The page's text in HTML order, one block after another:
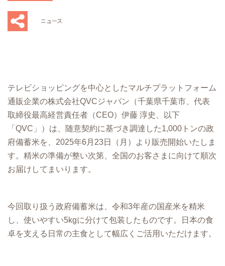
ニュース
テレビショッピングを中⼼としたマルチプラットフォーム
通販企業の株式会社QVCジャパン（千葉県千葉市、代表
取締役最⾼経営責任者（CEO）伊藤 淳史、以下
「QVC」）は、随意契約に基づき調達した1,000トンの政
府備蓄米を、2025年6月23日（月）より販売開始いたしま
す。精米の準備が整い次第、全国のお客さまに向けて順次
お届けしてまいります。
今回取り扱う政府備蓄米は、令和3年産の国産米を精米
し、使いやすい5kgに分けて包装したものです。日本の食
卓を支える日常の主食として幅広くご活用いただけます。